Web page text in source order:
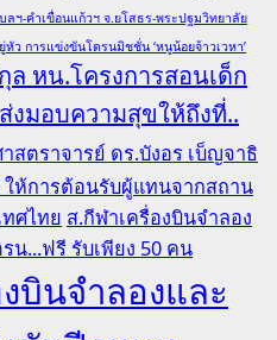
ลฯ-คำเขื่อนแก้วฯ จ.ยโสธร-พระปฐมวิทยาลัย
ว การแข่งขันโดรนมิชชั่น ‘หนูน้อยจ้าวเวหา’
หน.โครงการสอนเด็ก
งมอบความสุขให้ถึงที่..
สตราจารย์ ดร.บังอร เบ็ญจาธิ
ห้การต้อนรับผู้แทนจากสถาน
ศไทย ส.กีฬาเครื่องบินจำลอง
น...ฟรี รับเพียง 50 คน
บินจำลองและ